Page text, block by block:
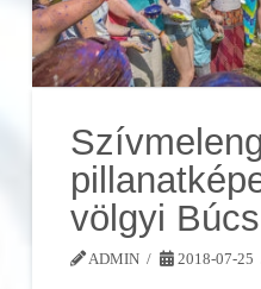
völgyi
ADMIN 2018-07-25